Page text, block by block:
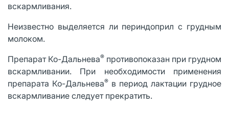
вскармливания.
Неизвестно выделяется ли периндоприл с грудным
молоком.
Препарат Ко-Дальнева® противопоказан при грудном
вскармливании. При необходимости применения
препарата Ко-Дальнева® в период лактации грудное
вскармливание следует прекратить.